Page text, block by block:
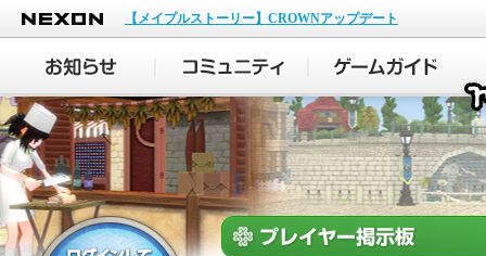
NEXON
【メイプルストーリー】CROWNアップデート